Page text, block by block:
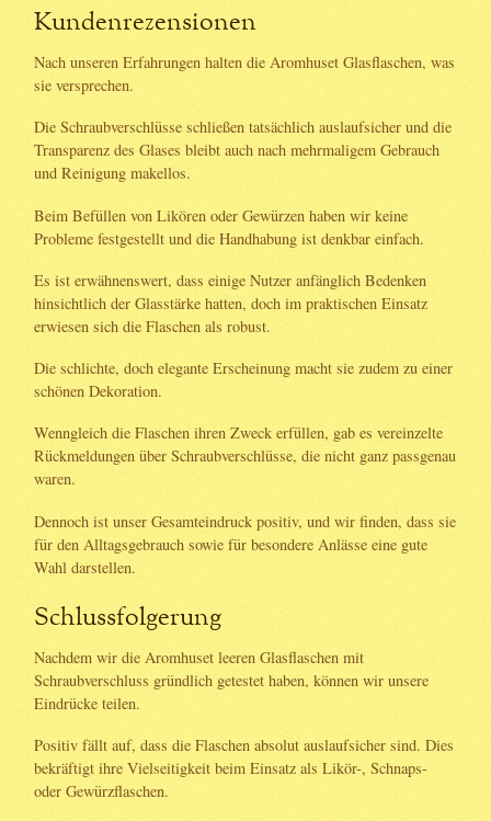
Kundenrezensionen
Nach unseren Erfahrungen halten die Aromhuset Glasflaschen, was
sie versprechen.
Die Schraubverschlüsse schließen tatsächlich auslaufsicher und die
Transparenz des Glases bleibt auch nach mehrmaligem Gebrauch
und Reinigung makellos.
Beim Befüllen von Likören oder Gewürzen haben wir keine
Probleme festgestellt und die Handhabung ist denkbar einfach.
Es ist erwähnenswert, dass einige Nutzer anfänglich Bedenken
hinsichtlich der Glasstärke hatten, doch im praktischen Einsatz
erwiesen sich die Flaschen als robust.
Die schlichte, doch elegante Erscheinung macht sie zudem zu einer
schönen Dekoration.
Wenngleich die Flaschen ihren Zweck erfüllen, gab es vereinzelte
Rückmeldungen über Schraubverschlüsse, die nicht ganz passgenau
waren.
Dennoch ist unser Gesamteindruck positiv, und wir finden, dass sie
für den Alltagsgebrauch sowie für besondere Anlässe eine gute
Wahl darstellen.
Schlussfolgerung
Nachdem wir die Aromhuset leeren Glasflaschen mit
Schraubverschluss gründlich getestet haben, können wir unsere
Eindrücke teilen.
Positiv fällt auf, dass die Flaschen absolut auslaufsicher sind. Dies
bekräftigt ihre Vielseitigkeit beim Einsatz als Likör-, Schnaps-
oder Gewürzflaschen.